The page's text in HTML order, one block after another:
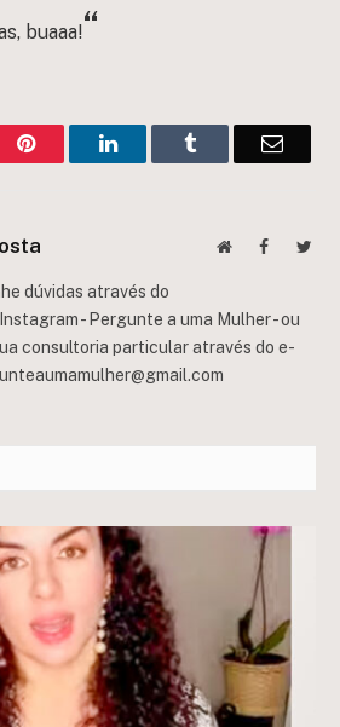
buaaa!“
Pinterest LinkedInTumblr Email
WebsiteFacebook
dúvidas através do
- Pergunte a uma Mulher - ou
consultoria particular através do e-